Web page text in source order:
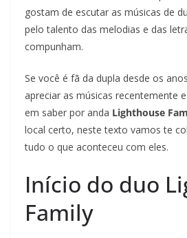
gostam de escutar as músicas de
pelo talento das melodias e das
compunham.
Se você é fã da dupla desde os
apreciar as músicas recentemente
em saber por anda Lighthouse
local certo, neste texto vamos te
tudo o que aconteceu com eles.
Início do duo
Family